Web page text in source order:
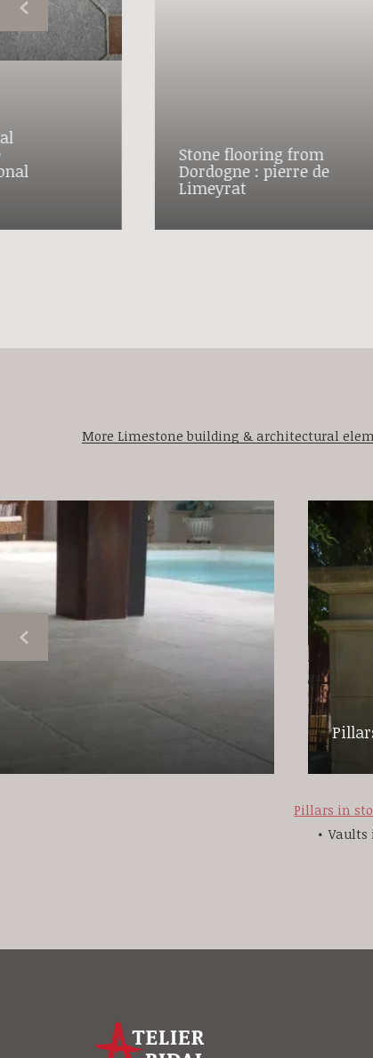
Stone flooring from
Dordogne : pierre de
Limeyrat
More Limestone building & architectural
Pillars in
Vaults